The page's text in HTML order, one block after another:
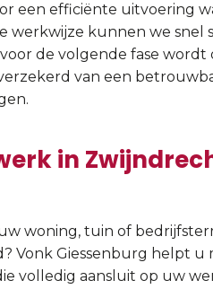
een efficiënte uitvoering
werkwijze kunnen we snel
de volgende fase wordt
van een
in
woning, tuin of
Vonk Giessenburg helpt u
volledig aansluit op uw